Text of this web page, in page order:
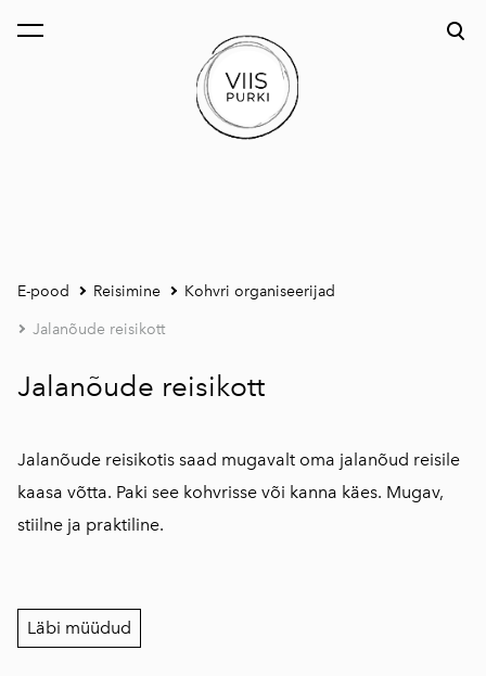
lisati ostukorvi. Vaata ostukorvi
E-pood Reisimine Kohvri organiseerijad
Jalanõude reisikott
Jalanõude reisikott
Jalanõude reisikotis saad mugavalt oma jalanõud reisile
kaasa võtta. Paki see kohvrisse või kanna käes. Mugav,
stiilne ja praktiline.
Läbi müüdud